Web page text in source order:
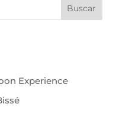
Experience